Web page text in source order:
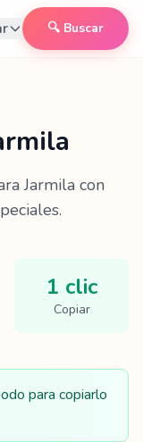
🔍 Buscar
Jarmilacon
1 clic
Copiar
para copiarlo